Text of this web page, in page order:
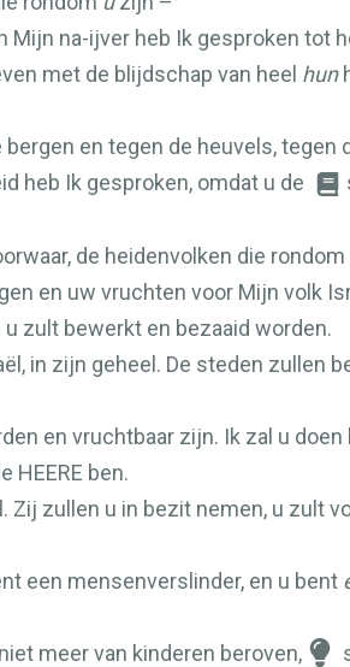
Mijn na-ijver heb Ik gesproken
met de blijdschap van heel hun
en tegen de heuvels, tegen
heb Ik gesproken, omdat u de
de heidenvolken die
en uw vruchten voor Mijn volk
zult bewerkt en bezaaid worden.
in zijn geheel. De steden zullen
en vruchtbaar zijn. Ik zal u
HEERE ben.
Zij zullen u in bezit nemen, u zult
een mensenverslinder, en u bent
meer van kinderen beroven,